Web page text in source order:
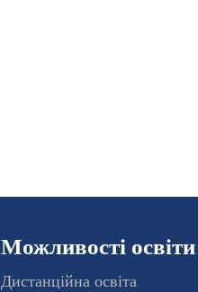
Можливості освіти
Дистанційна освіта